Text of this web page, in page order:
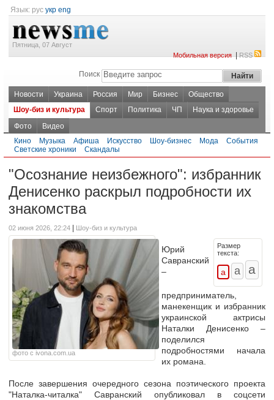
Язык: рус укр eng
Пятница, 07 Август
Мобильная версия|RSS
Поиск
Новости Украина Россия Мир Бизнес
Общество
Шоу-биз и культура
Спорт Политика ЧП
Наука и здоровье
Фото
Видео
Кино
Музыка Афиша Искусство Шоу-бизнес Мода
События
Светские хроники
Скандалы
"Осознание неизбежного": избранник
Денисенко раскрыл подробности их
знакомства
02 июня 2026, 22:24 Шоу-биз и культура
фото с ivona.com.ua
Размер
текста:
Юрий
Савранский
–
предприниматель,
манекенщик и избранник
украинской актрисы
Наталки Денисенко –
поделился
подробностями начала
их романа.
После завершения очередного сезона поэтического проекта
"Наталка-читалка" Савранский опубликовал в соцсети